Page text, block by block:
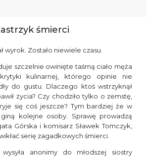
śmierci
wyrok. Zostało niewiele czasu.
szczelnie owinięte taśmą ciało męża
kulinarnej, którego opinie nie
do gustu. Dlaczego ktoś wstrzyknął
życia? Czy chodziło tylko o zemstę,
się coś jeszcze? Tym bardziej że w
kolejne osoby. Sprawę prowadzą
Górska i komisarz Sławek Tomczyk,
serię zagadkowych śmierci.
anonimy do młodszej siostry